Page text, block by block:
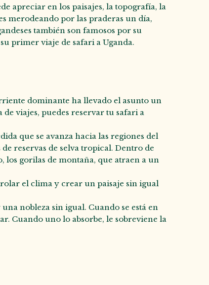
apreciar en los paisajes, la topografía, la
merodeando por las praderas un día,
también son famosos por su
primer viaje de safari a Uganda.
dominante ha llevado el asunto un
viajes, puedes reservar tu safari a
que se avanza hacia las regiones del
reservas de selva tropical. Dentro de
los gorilas de montaña, que atraen a un
el clima y crear un paisaje sin igual
nobleza sin igual. Cuando se está en
Cuando uno lo absorbe, le sobreviene la